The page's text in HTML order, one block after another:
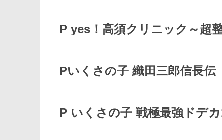
P yes！高須クリニック～超
Pいくさの子 織田三郎信長伝
P いくさの子 戦極最強ドデ